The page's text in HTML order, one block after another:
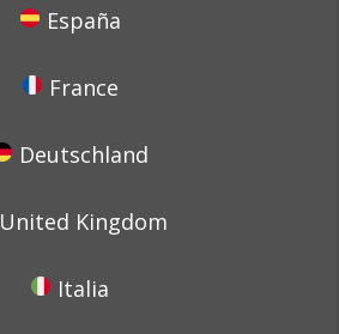
España
France
Deutschland
United Kingdom
Italia